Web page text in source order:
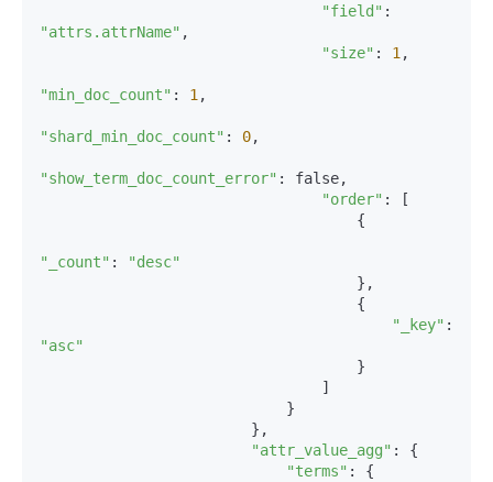
"field"
"attrs.attrName" ,
"size" : 1 ,
"min_doc_count" : 1 ,
"shard_min_doc_count" : 0,
"show_term_doc_count_error" : false,
"order" : [
"_count" :
"desc"
"_key"
"asc"
"attr_value_agg" : {
"terms" : {